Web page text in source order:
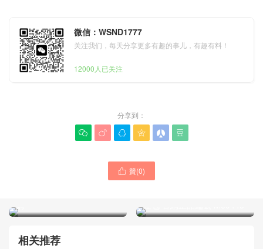
微信：WSND1777
关注我们，每天分享更多有趣的事儿，有趣有料！
12000人已关注
分享到：
     
 贊(0)
LOOP HOBO 手袋 M46311
差包 官網正品編號 M69443
相关推荐